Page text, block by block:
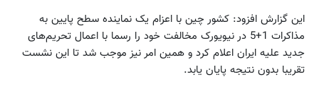
این گزارش افزود: کشور چین با اعزام یک نماینده سطح پایین به
مذاکرات 1+5 در نیویورک مخالفت خود را رسما با اعمال تحریم‌های
جدید علیه ایران اعلام کرد و همین امر نیز موجب شد تا این نشست
تقریبا بدون نتیجه پایان یابد.